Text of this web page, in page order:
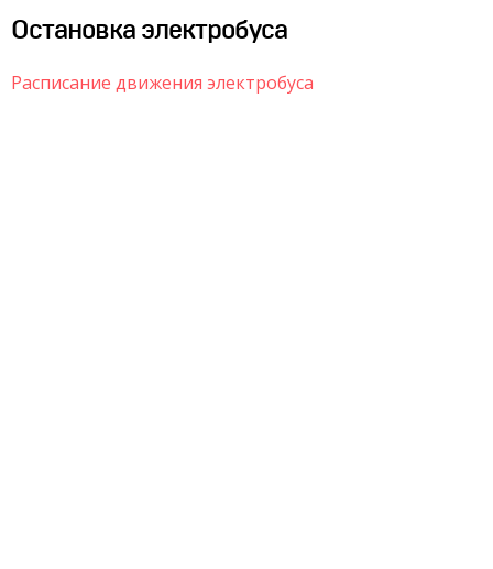
Остановка электробуса
Расписание движения электробуса